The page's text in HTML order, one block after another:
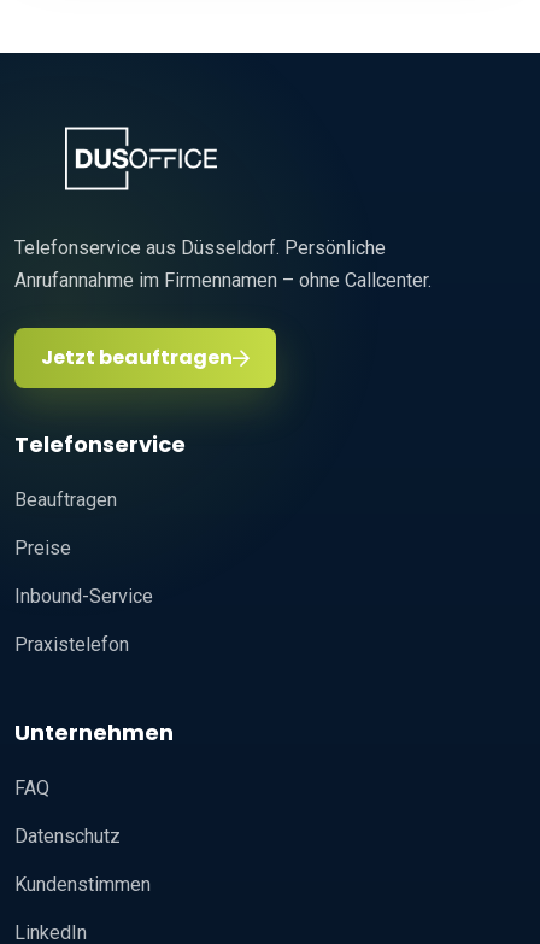
Telefonservice aus Düsseldorf. Persönliche
Anrufannahme im Firmennamen – ohne Callcenter.
Jetzt beauftragen
Telefonservice
Beauftragen
Preise
Inbound-Service
Praxistelefon
Unternehmen
FAQ
Datenschutz
Kundenstimmen
LinkedIn